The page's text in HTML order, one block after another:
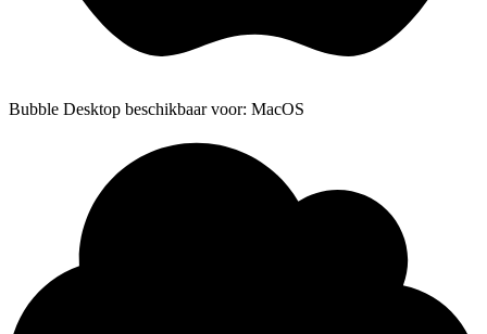
Bubble Desktop beschikbaar voor: MacOS